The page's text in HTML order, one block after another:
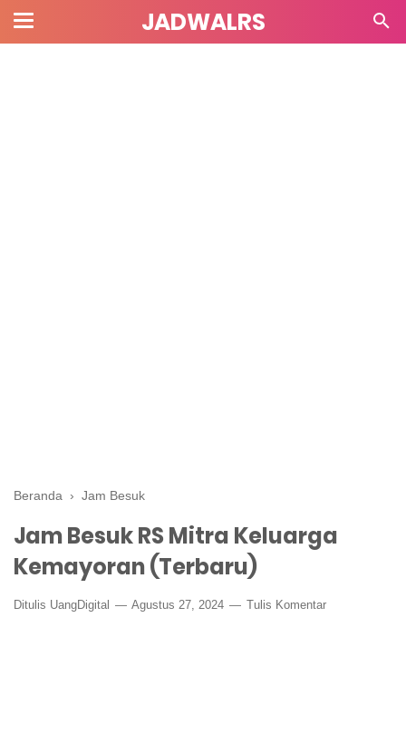
JADWALRS
Beranda › Jam Besuk
Jam Besuk RS Mitra Keluarga
Kemayoran (Terbaru)
Ditulis UangDigital Agustus 27, 2024 Tulis Komentar